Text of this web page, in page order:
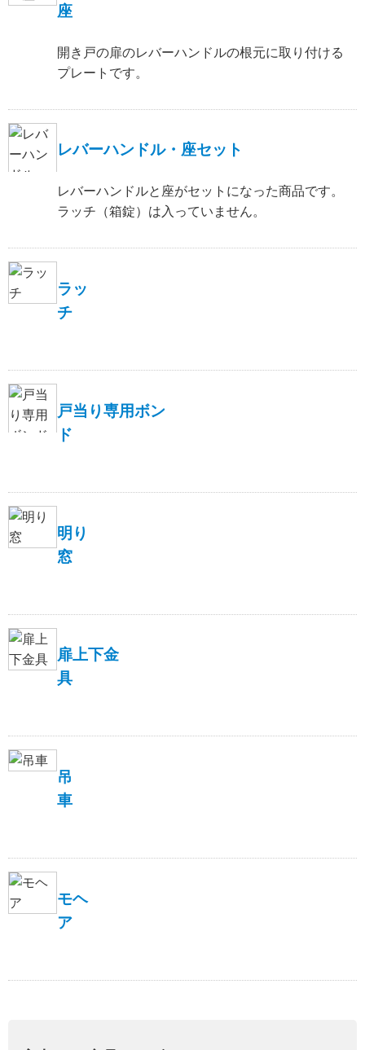
座
開き戸の扉のレバーハンドルの根元に取り付ける
プレートです。
レバーハンドル・座セット
レバーハンドルと座がセットになった商品です。
ラッチ（箱錠）は入っていません。
ラッ
チ
戸当り専用ボン
ド
明り
窓
扉上下金
具
吊
車
モヘ
ア